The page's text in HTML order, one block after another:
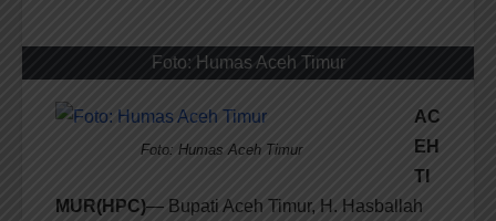
Foto: Humas Aceh Timur
Foto: Humas Aceh Timur
AC
EH
TI
MUR(HPC)— Bupati Aceh Timur, H. Hasballah